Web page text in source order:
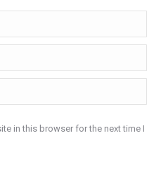
in this browser for the next time I